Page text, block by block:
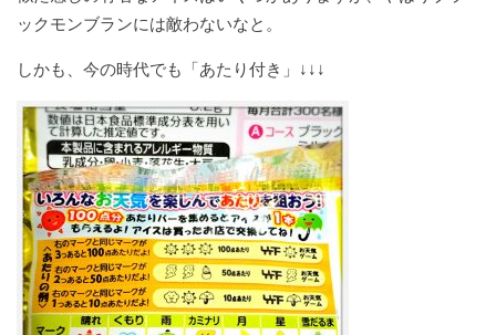
ックモンブランには敵わないなと。
しかも、今の時代でも「あたり付き」↓↓↓